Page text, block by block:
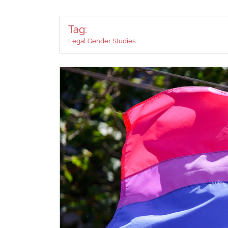
Tag:
Legal Gender Studies